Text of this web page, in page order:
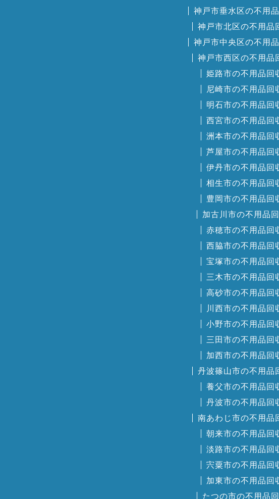
神戸市垂水区の不用
神戸市北区の不用品
神戸市中央区の不用
神戸市西区の不用品
姫路市の不用品回
尼崎市の不用品回
明石市の不用品回
西宮市の不用品回
洲本市の不用品回
芦屋市の不用品回
伊丹市の不用品回
相生市の不用品回
豊岡市の不用品回
加古川市の不用品
赤穂市の不用品回
西脇市の不用品回
宝塚市の不用品回
三木市の不用品回
高砂市の不用品回
川西市の不用品回
小野市の不用品回
三田市の不用品回
加西市の不用品回
丹波篠山市の不用品
養父市の不用品回
丹波市の不用品回
南あわじ市の不用品
朝来市の不用品回
淡路市の不用品回
宍粟市の不用品回
加東市の不用品回
たつの市の不用品